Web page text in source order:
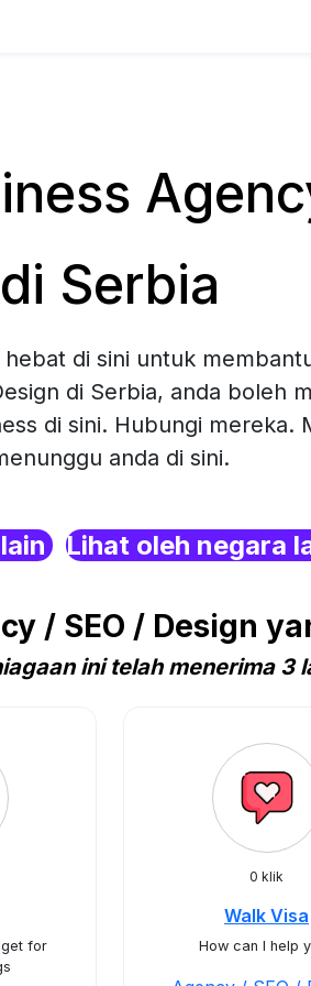
di Serbia
di sini untuk
di Serbia, anda boleh
di sini. Hubungi mereka.
anda di sini.
Lihat oleh negara
/ SEO / Design
ini telah menerima 3
for
0 klik
Walk Visa
How can I help